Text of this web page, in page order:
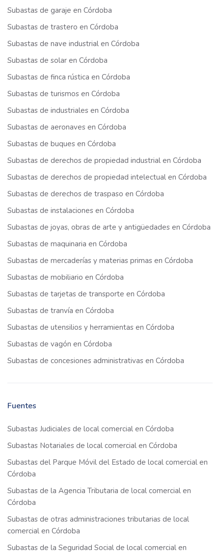
Subastas de garaje en Córdoba
Subastas de trastero en Córdoba
Subastas de nave industrial en Córdoba
Subastas de solar en Córdoba
Subastas de finca rústica en Córdoba
Subastas de turismos en Córdoba
Subastas de industriales en Córdoba
Subastas de aeronaves en Córdoba
Subastas de buques en Córdoba
Subastas de derechos de propiedad industrial en Córdoba
Subastas de derechos de propiedad intelectual en Córdoba
Subastas de derechos de traspaso en Córdoba
Subastas de instalaciones en Córdoba
Subastas de joyas, obras de arte y antigüedades en Córdoba
Subastas de maquinaria en Córdoba
Subastas de mercaderías y materias primas en Córdoba
Subastas de mobiliario en Córdoba
Subastas de tarjetas de transporte en Córdoba
Subastas de tranvía en Córdoba
Subastas de utensilios y herramientas en Córdoba
Subastas de vagón en Córdoba
Subastas de concesiones administrativas en Córdoba
Fuentes
Subastas Judiciales de local comercial en Córdoba
Subastas Notariales de local comercial en Córdoba
Subastas del Parque Móvil del Estado de local comercial en
Córdoba
Subastas de la Agencia Tributaria de local comercial en
Córdoba
Subastas de otras administraciones tributarias de local
comercial en Córdoba
Subastas de la Seguridad Social de local comercial en